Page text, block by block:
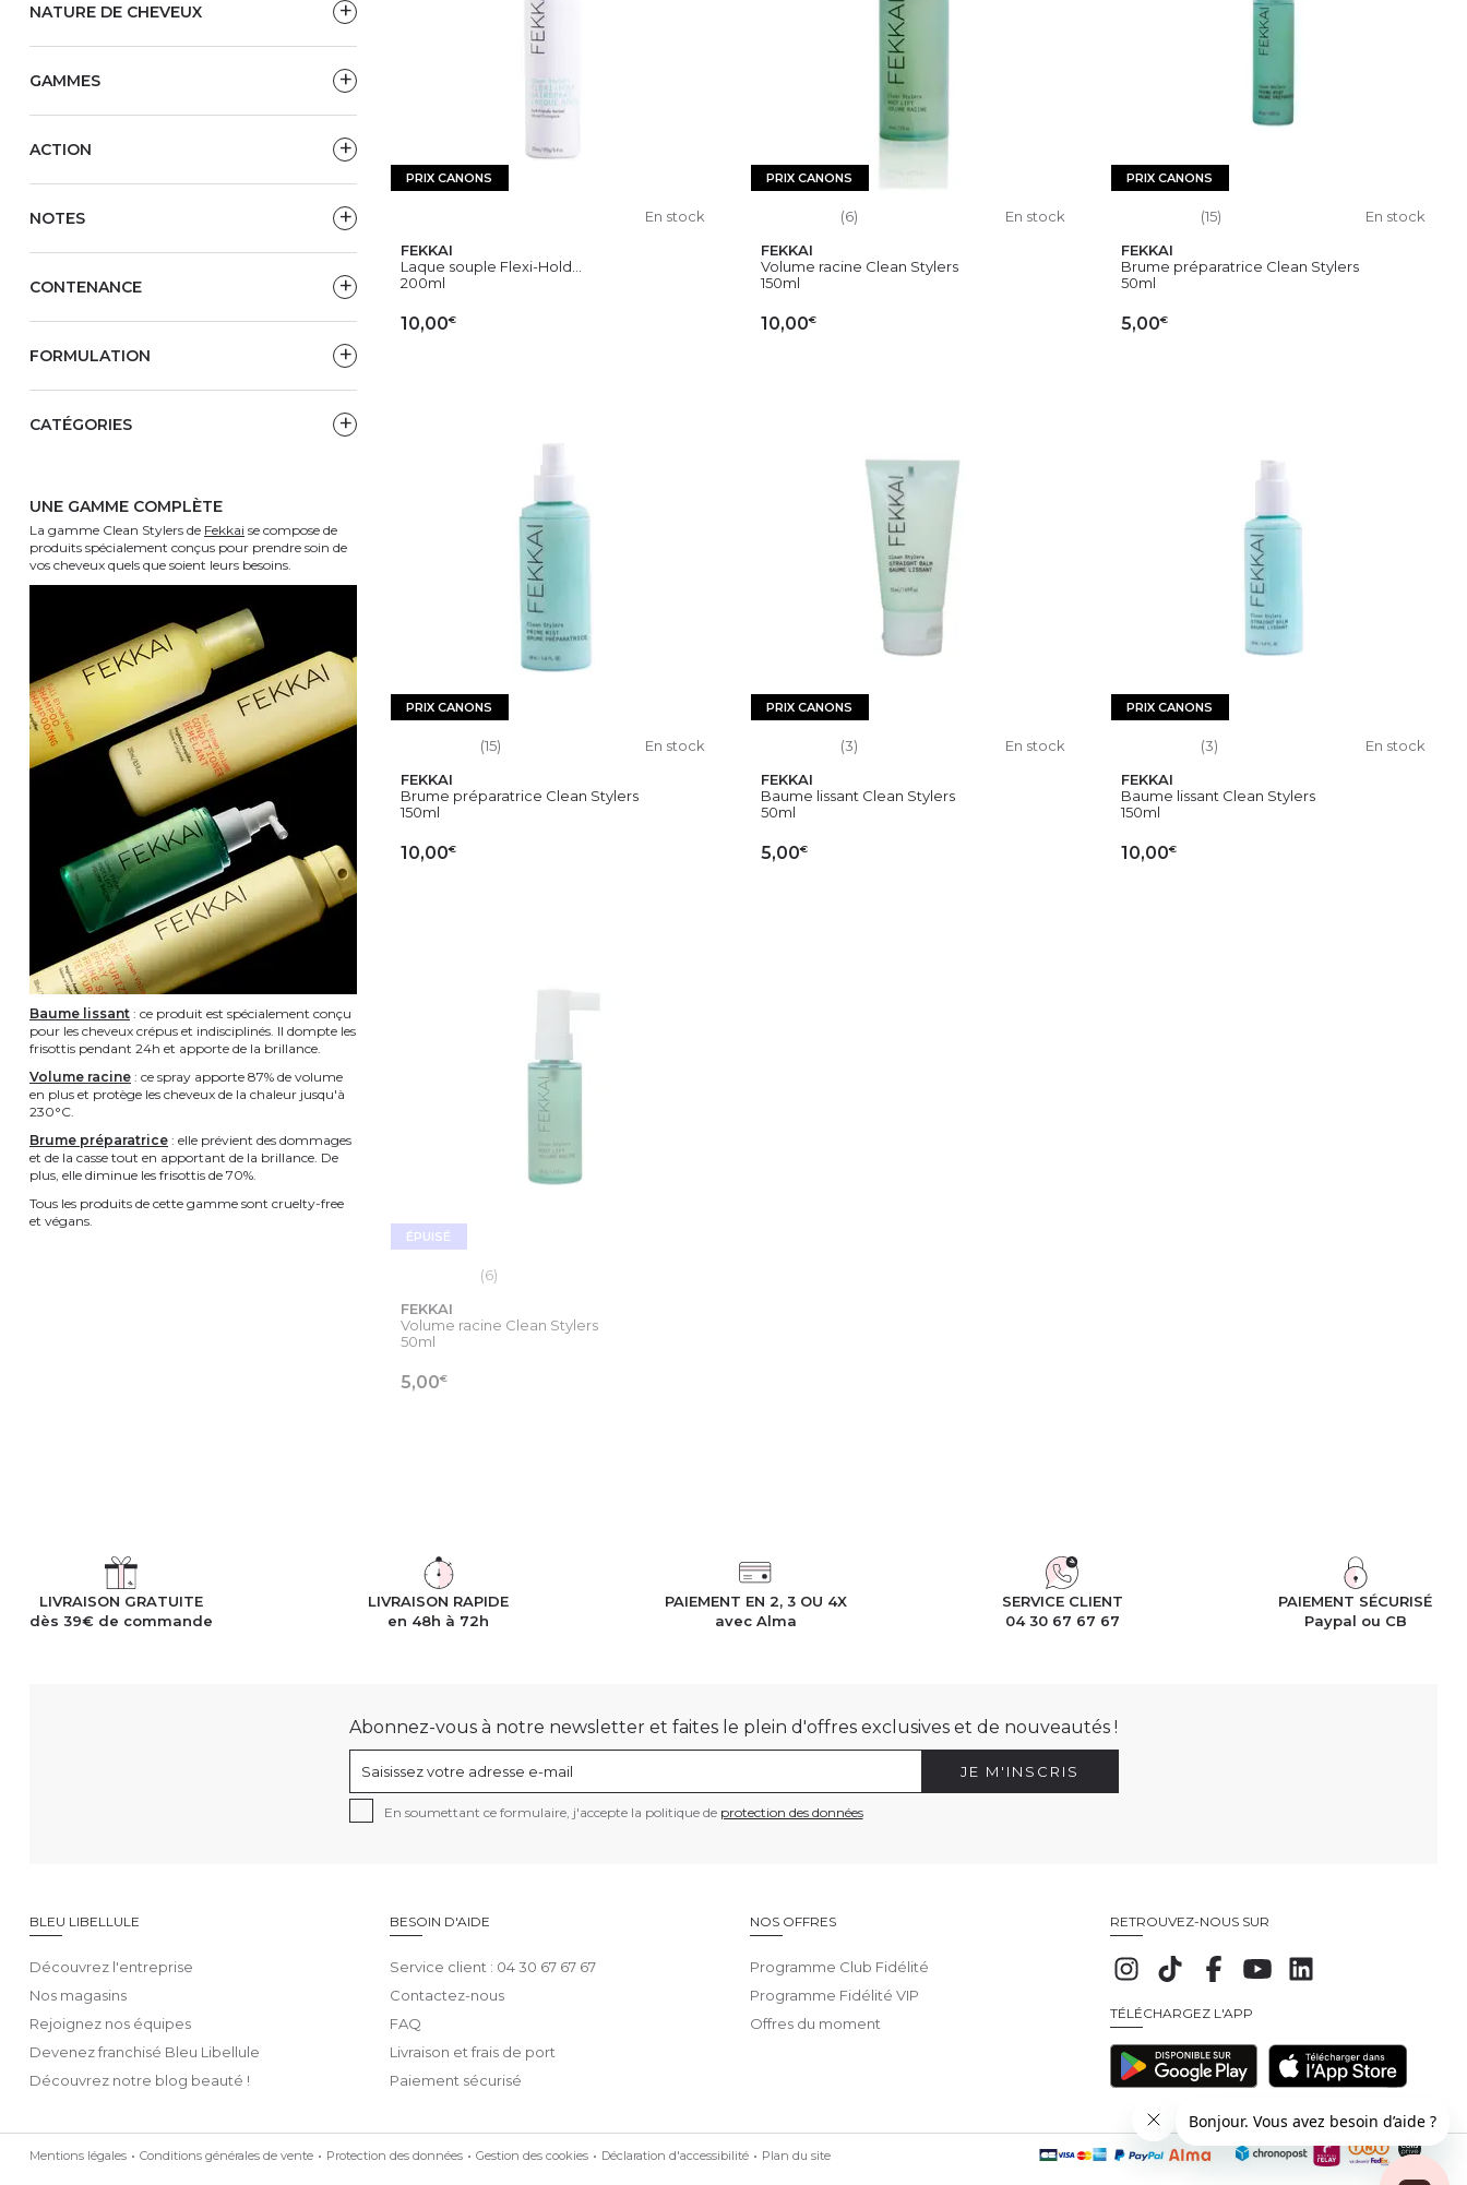
PRIX CANONS
En stock
FEKKAI
Laque souple Flexi-Hold...
200ml
10,00€
PRIX CANONS
(6)
En stock
FEKKAI
Volume racine Clean Stylers
150ml
10,00€
PRIX CANONS
(15)
En stock
FEKKAI
Brume préparatrice Clean Stylers
50ml
5,00€
PRIX CANONS
(15)
En stock
FEKKAI
Brume préparatrice Clean Stylers
150ml
10,00€
PRIX CANONS
(3)
En stock
FEKKAI
Baume lissant Clean Stylers
50ml
5,00€
PRIX CANONS
(3)
En stock
FEKKAI
Baume lissant Clean Stylers
150ml
10,00€
ÉPUISÉ
(6)
FEKKAI
Volume racine Clean Stylers
50ml
5,00€
NATURE DE CHEVEUX
GAMMES
ACTION
NOTES
CONTENANCE
FORMULATION
CATÉGORIES
UNE GAMME COMPLÈTE
La gamme Clean Stylers de Fekkai se compose de
produits spécialement conçus pour prendre soin de
vos cheveux quels que soient leurs besoins.
Baume lissant : ce produit est spécialement conçu
pour les cheveux crépus et indisciplinés. Il dompte les
frisottis pendant 24h et apporte de la brillance.
Volume racine : ce spray apporte 87% de volume
en plus et protège les cheveux de la chaleur jusqu'à
230°C.
Brume préparatrice : elle prévient des dommages
et de la casse tout en apportant de la brillance. De
plus, elle diminue les frisottis de 70%.
Tous les produits de cette gamme sont cruelty-free
et végans.
LIVRAISON GRATUITE
dès 39€ de commande
LIVRAISON RAPIDE
en 48h à 72h
PAIEMENT EN 2, 3 OU 4X
avec Alma
SERVICE CLIENT
04 30 67 67 67
PAIEMENT SÉCURISÉ
Paypal ou CB
Abonnez-vous à notre newsletter et faites le plein d'offres exclusives et de nouveautés !
JE M'INSCRIS
En soumettant ce formulaire, j'accepte la politique de protection des données
BLEU LIBELLULE
Découvrez l'entreprise
Nos magasins
Rejoignez nos équipes
Devenez franchisé Bleu Libellule
Découvrez notre blog beauté !
BESOIN D'AIDE
Service client : 04 30 67 67 67
Contactez-nous
FAQ
Livraison et frais de port
Paiement sécurisé
NOS OFFRES
Programme Club Fidélité
Programme Fidélité VIP
Offres du moment
RETROUVEZ-NOUS SUR
TÉLÉCHARGEZ L'APP
Mentions légales Conditions générales de vente Protection des données Gestion des cookies Déclaration d'accessibilité Plan du site